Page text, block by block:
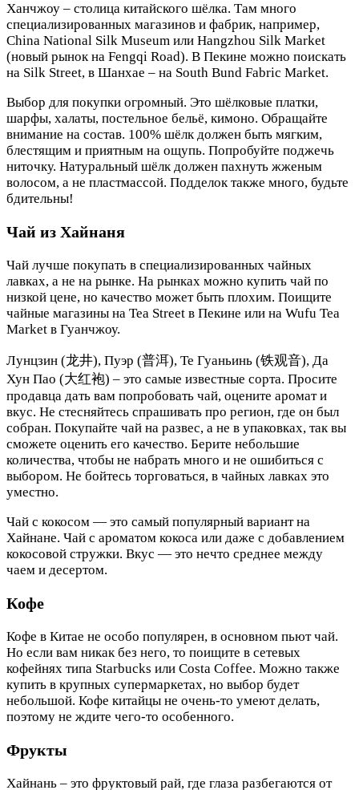
Ханчжоу – столица китайского шёлка. Там много
специализированных магазинов и фабрик, например,
China National Silk Museum или Hangzhou Silk Market
(новый рынок на Fengqi Road). В Пекине можно поискать
на Silk Street, в Шанхае – на South Bund Fabric Market.
Выбор для покупки огромный. Это шёлковые платки,
шарфы, халаты, постельное бельё, кимоно. Обращайте
внимание на состав. 100% шёлк должен быть мягким,
блестящим и приятным на ощупь. Попробуйте поджечь
ниточку. Натуральный шёлк должен пахнуть жженым
волосом, а не пластмассой. Подделок также много, будьте
бдительны!
Чай из Хайнаня
Чай лучше покупать в специализированных чайных
лавках, а не на рынке. На рынках можно купить чай по
низкой цене, но качество может быть плохим. Поищите
чайные магазины на Tea Street в Пекине или на Wufu Tea
Market в Гуанчжоу.
Лунцзин (龙井), Пуэр (普洱), Те Гуаньинь (铁观音), Да
Хун Пао (大红袍) – это самые известные сорта. Просите
продавца дать вам попробовать чай, оцените аромат и
вкус. Не стесняйтесь спрашивать про регион, где он был
собран. Покупайте чай на развес, а не в упаковках, так вы
сможете оценить его качество. Берите небольшие
количества, чтобы не набрать много и не ошибиться с
выбором. Не бойтесь торговаться, в чайных лавках это
уместно.
Чай с кокосом — это самый популярный вариант на
Хайнане. Чай с ароматом кокоса или даже с добавлением
кокосовой стружки. Вкус — это нечто среднее между
чаем и десертом.
Кофе
Кофе в Китае не особо популярен, в основном пьют чай.
Но если вам никак без него, то поищите в сетевых
кофейнях типа Starbucks или Costa Coffee. Можно также
купить в крупных супермаркетах, но выбор будет
небольшой. Кофе китайцы не очень-то умеют делать,
поэтому не ждите чего-то особенного.
Фрукты
Хайнань – это фруктовый рай, где глаза разбегаются от